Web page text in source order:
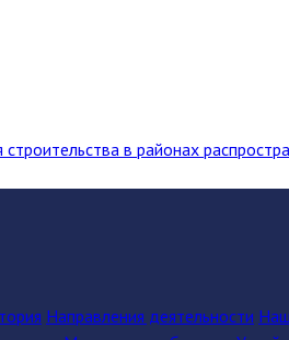
в районах
Направления деятельности